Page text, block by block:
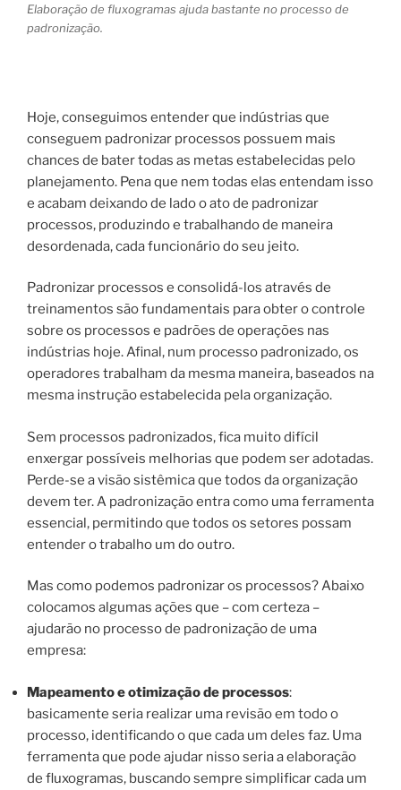
Elaboração de fluxogramas ajuda bastante no processo de
padronização.
Hoje, conseguimos entender que indústrias que
conseguem padronizar processos possuem mais
chances de bater todas as metas estabelecidas pelo
planejamento. Pena que nem todas elas entendam isso
e acabam deixando de lado o ato de padronizar
processos, produzindo e trabalhando de maneira
desordenada, cada funcionário do seu jeito.
Padronizar processos e consolidá-los através de
treinamentos são fundamentais para obter o controle
sobre os processos e padrões de operações nas
indústrias hoje. Afinal, num processo padronizado, os
operadores trabalham da mesma maneira, baseados na
mesma instrução estabelecida pela organização.
Sem processos padronizados, fica muito difícil
enxergar possíveis melhorias que podem ser adotadas.
Perde-se a visão sistêmica que todos da organização
devem ter. A padronização entra como uma ferramenta
essencial, permitindo que todos os setores possam
entender o trabalho um do outro.
Mas como podemos padronizar os processos? Abaixo
colocamos algumas ações que – com certeza –
ajudarão no processo de padronização de uma
empresa:
Mapeamento e otimização de processos:
basicamente seria realizar uma revisão em todo o
processo, identificando o que cada um deles faz. Uma
ferramenta que pode ajudar nisso seria a elaboração
de fluxogramas, buscando sempre simplificar cada um